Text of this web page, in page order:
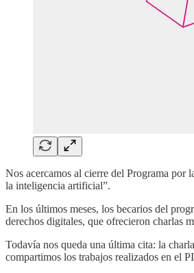
Nos acercamos al cierre del Programa
la inteligencia artificial”.
En los últimos meses, los becarios del
derechos digitales, que ofrecieron charlas
Todavía nos queda una última cita: la
compartimos los trabajos realizados en el